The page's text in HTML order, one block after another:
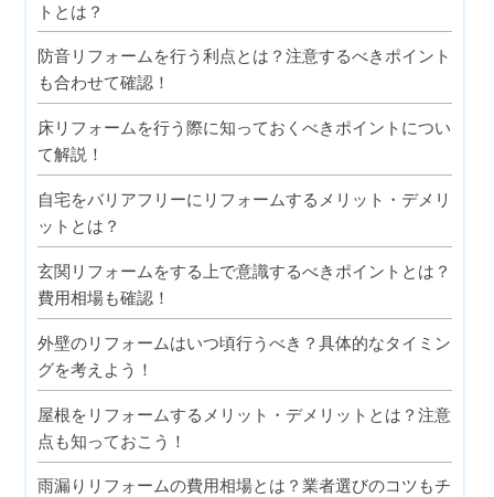
トとは？
防音リフォームを行う利点とは？注意するべきポイント
も合わせて確認！
床リフォームを行う際に知っておくべきポイントについ
て解説！
自宅をバリアフリーにリフォームするメリット・デメリ
ットとは？
玄関リフォームをする上で意識するべきポイントとは？
費用相場も確認！
外壁のリフォームはいつ頃行うべき？具体的なタイミン
グを考えよう！
屋根をリフォームするメリット・デメリットとは？注意
点も知っておこう！
雨漏りリフォームの費用相場とは？業者選びのコツもチ